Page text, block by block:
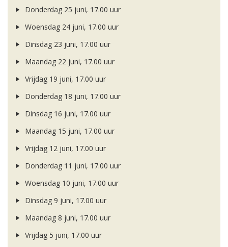
Donderdag 25 juni, 17.00 uur
Woensdag 24 juni, 17.00 uur
Dinsdag 23 juni, 17.00 uur
Maandag 22 juni, 17.00 uur
Vrijdag 19 juni, 17.00 uur
Donderdag 18 juni, 17.00 uur
Dinsdag 16 juni, 17.00 uur
Maandag 15 juni, 17.00 uur
Vrijdag 12 juni, 17.00 uur
Donderdag 11 juni, 17.00 uur
Woensdag 10 juni, 17.00 uur
Dinsdag 9 juni, 17.00 uur
Maandag 8 juni, 17.00 uur
Vrijdag 5 juni, 17.00 uur